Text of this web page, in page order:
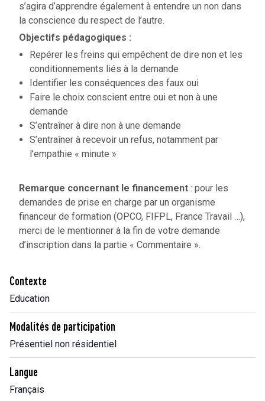
Contexte
Education
Modalités de participation
Présentiel non résidentiel
Langue
Français
s’agira d’apprendre également à entendre un non dans
la conscience du respect de l’autre.
Objectifs pédagogiques :
Repérer les freins qui empêchent de dire non et les
conditionnements liés à la demande
Identifier les conséquences des faux oui
Faire le choix conscient entre oui et non à une
demande
S’entraîner à dire non à une demande
S’entraîner à recevoir un refus, notamment par
l’empathie « minute »
Remarque concernant le financement : pour les
demandes de prise en charge par un organisme
financeur de formation (OPCO, FIFPL, France Travail …),
merci de le mentionner à la fin de votre demande
d’inscription dans la partie « Commentaire ».